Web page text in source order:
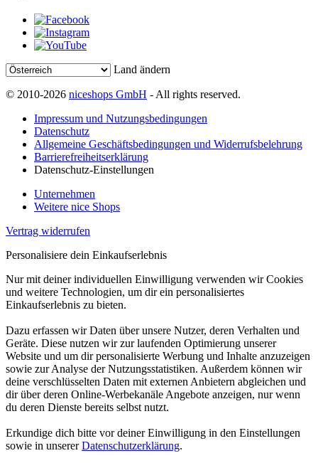
Land ändern
© 2010-2026 niceshops GmbH - All rights reserved.
Impressum und Nutzungsbedingungen
Datenschutz
Allgemeine Geschäftsbedingungen und Widerrufsbelehrung
Barrierefreiheitserklärung
Datenschutz-Einstellungen
Unternehmen
Weitere nice Shops
Vertrag widerrufen
Personalisiere dein Einkaufserlebnis
Nur mit deiner individuellen Einwilligung verwenden wir Cookies
und weitere Technologien, um dir ein personalisiertes
Einkaufserlebnis zu bieten.
Dazu erfassen wir Daten über unsere Nutzer, deren Verhalten und
Geräte. Diese nutzen wir zur laufenden Optimierung unserer
Website und um dir personalisierte Werbung und Inhalte anzuzeigen
sowie zur Analyse der Nutzungsstatistiken. Außerdem können wir
deine verschlüsselten Daten mit externen Anbietern abgleichen und
dir über deren Online-Werbekanäle Angebote anzeigen, nur wenn
du deren Dienste bereits selbst nutzt.
Erkundige dich bitte vor deiner Einwilligung in den Einstellungen
sowie in unsererDatenschutzerklärung.